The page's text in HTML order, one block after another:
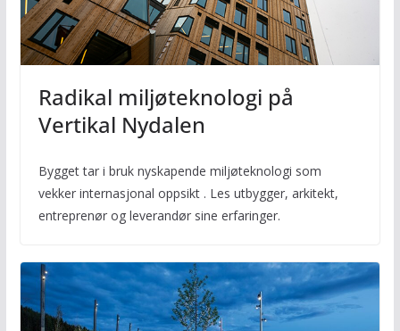
Radikal miljøteknologi på
Vertikal Nydalen
Bygget tar i bruk nyskapende miljøteknologi som
vekker internasjonal oppsikt . Les utbygger, arkitekt,
entreprenør og leverandør sine erfaringer.